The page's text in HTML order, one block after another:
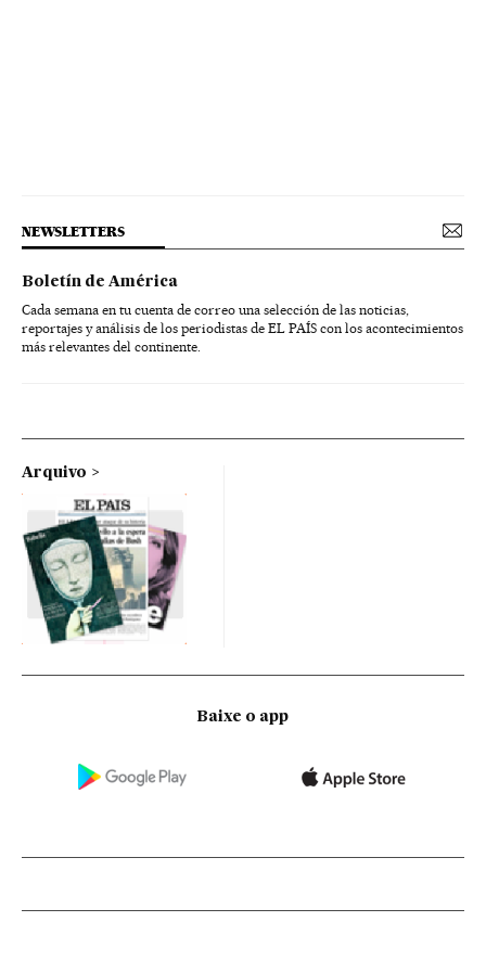
NEWSLETTERS
Boletín de América
Cada semana en tu cuenta de correo una selección de las noticias,
reportajes y análisis de los periodistas de EL PAÍS con los acontecimientos
más relevantes del continente.
Arquivo
Baixe o app